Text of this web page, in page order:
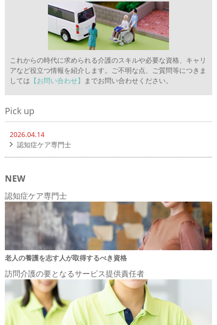
これからの時代に求められる介護のスキルや必要な資格、キャリ
アなど役立つ情報を紹介します。ご不明な点、ご質問等につきま
しては 【お問い合わせ】 までお問い合わせください。
Pick up
2026.04.14
認知症ケア専門士
NEW
認知症ケア専門士
老人の養護を志す人が取得するべき資格
訪問介護の要となるサービス提供責任者